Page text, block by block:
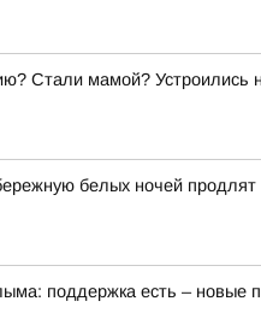
Стали мамой? Устроились
белых ночей продлят
поддержка есть – новые